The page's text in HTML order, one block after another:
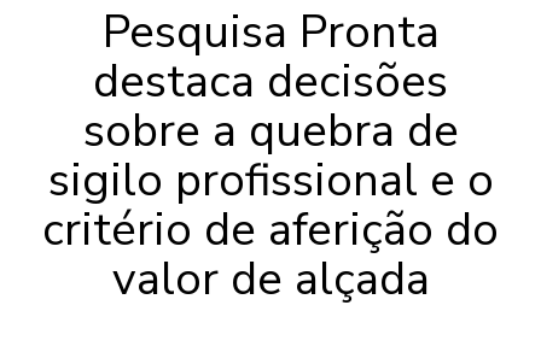
Pesquisa Pronta
destaca decisões
sobre a quebra de
sigilo profissional e o
critério de aferição do
valor de alçada